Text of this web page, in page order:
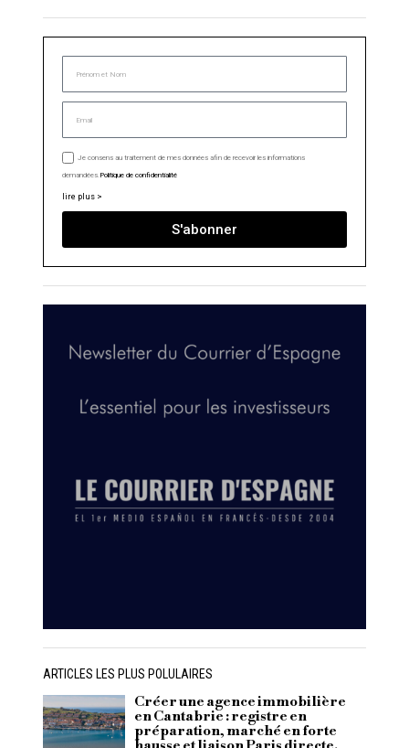
Je consens au traitement de mes données afin de recevoir les informations
demandées.Politique de confidentialité
lire plus >
S'abonner
ARTICLES LES PLUS POLULAIRES
Créer une agence immobilière
en Cantabrie : registre en
préparation, marché en forte